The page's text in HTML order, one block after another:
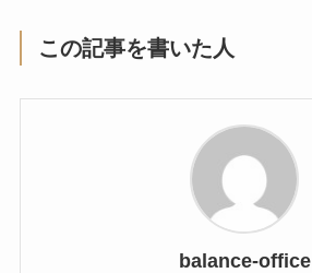
この記事を書いた人
balance-office